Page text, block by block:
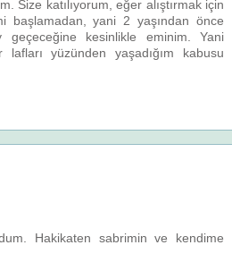
Size katılıyorum, eğer alıştırmak için
başlamadan, yani 2 yaşından önce
geçeceğine kesinlikle eminim. Yani
yüzünden yaşadığım kabusu
Hakikaten sabrimin ve kendime